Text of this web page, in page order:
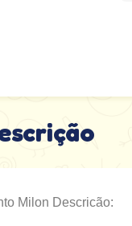
Milon Descricão: